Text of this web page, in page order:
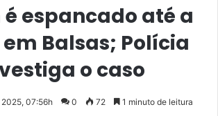
espancado até a
Balsas; Polícia
o caso
07:56h 0 72 1 minuto de leitura